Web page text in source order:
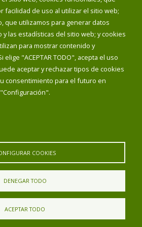
facilidad de uso al utilizar el sitio web;
que utilizamos para generar datos
las estadísticas del sitio web; y cookies
para mostrar contenido y
"ACEPTAR TODO", acepta el uso
aceptar y rechazar tipos de cookies
consentimiento para el futuro en
COOKIES
DENEGAR TODO
ACEPTAR TODO
INICIAR SESIÓN
MAPA WEB
Diputación de Burgos